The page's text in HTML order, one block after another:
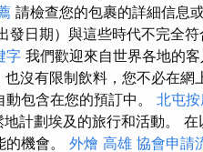
請檢查您的包裹的詳細信息
發日期）與這些時代不完全
字 我們歡迎來自世界各地的客
沒有限制飲料，您不必在網
包含在您的預訂中。 北屯
計劃埃及的旅行和活動。 在
機會。 外燴 高雄 協會申請